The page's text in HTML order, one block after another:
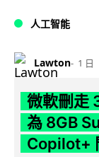
人工智能
Lawton 1 日
微軟刪走
為 8GB
Copilot+